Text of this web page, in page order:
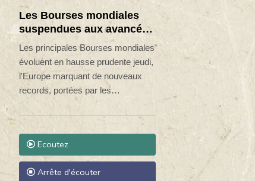
aérienne britannique, ont annoncé
les deux entreprises dans un
communiqué.
Les Bourses mondiales
suspendues aux avancées
géopolitiques, nouveaux
records en Europe
Les principales Bourses mondiales
évoluent en hausse prudente jeudi,
l'Europe marquant de nouveaux
records, portées par les
perspectives d'apaisement des
tensions au Moyen-Orient et les
espoirs d'un accord de paix, qui
plafonnent les prix du pétrole.
Ecoutez
Arrête d'écouter